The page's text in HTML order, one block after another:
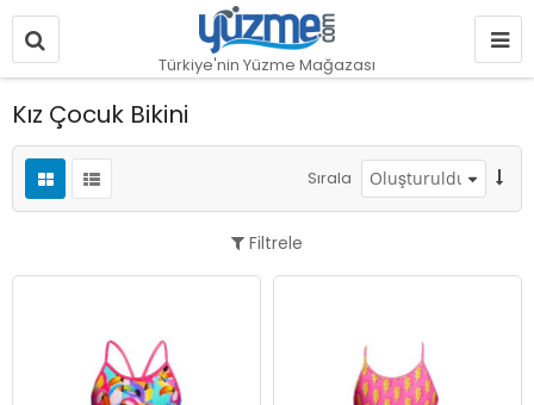
Türkiye'nin Yüzme Mağazası
Kız Çocuk Bikini
Sırala
Filtrele